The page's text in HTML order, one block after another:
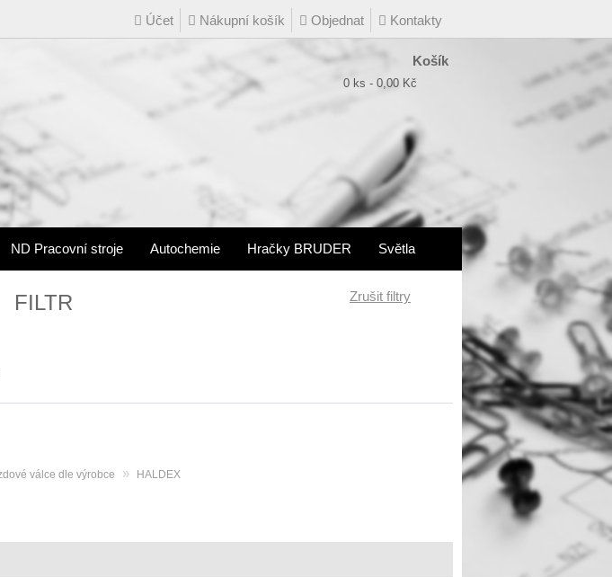
Účet Nákupní košík Objednat Kontakty
Košík
0 ks - 0,00 Kč
ND Pracovní stroje Autochemie Hračky BRUDER Světla
FILTR
válce dle výrobce » HALDEX